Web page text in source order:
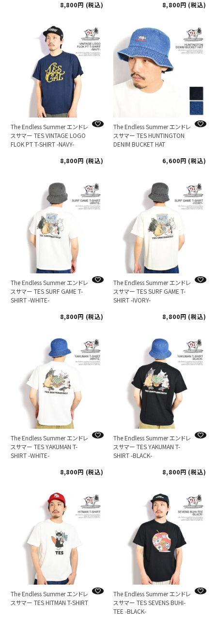
8,800
税込 8,800 税込
The Endless Summer エンドレ
スサマー TES VINTAGE LOGO
FLOK PT T-SHIRT -NAVY-
8,800
税込
The Endless Summer エンドレ
スサマー TES HUNTINGTON
DENIM BUCKET HAT
6,600
税込
The Endless Summer エンドレ
スサマー TES SURF GAME T-
SHIRT -WHITE-
8,800
税込
The Endless Summer エンドレ
スサマー TES SURF GAME T-
SHIRT -IVORY-
8,800
税込
The Endless Summer エンドレ
スサマー TES YAKUMAN T-
SHIRT -WHITE-
8,800
税込
The Endless Summer エンドレ
スサマー TES YAKUMAN T-
SHIRT -BLACK-
8,800
税込
The Endless Summer エンドレ
スサマー TES HITMAN T-SHIRT
The Endless Summer エンドレ
スサマー TES SEVENS BUHI-
TEE -BLACK-